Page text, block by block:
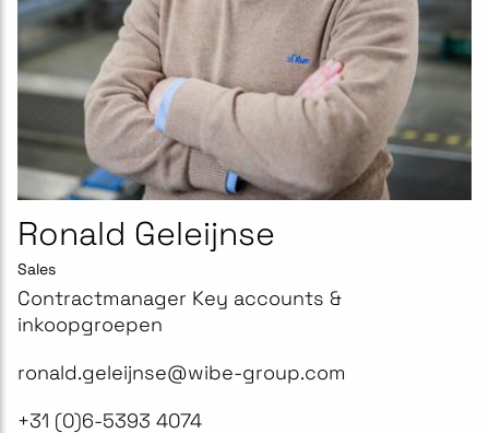
Ronald Geleijnse
Sales
Contractmanager Key accounts &
inkoopgroepen
ronald.geleijnse@wibe-group.com
+31 (0)6-5393 4074​